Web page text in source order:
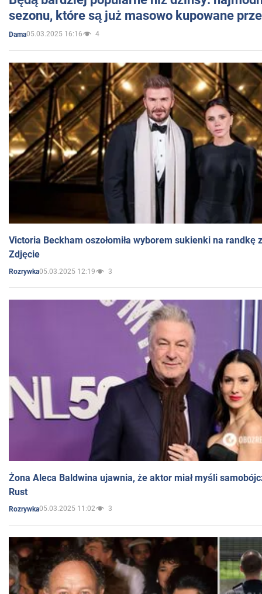
sezonu, które są już masowo kupowane
Dama05.03.2025 16:16 4
Victoria Beckham oszołomiła wyborem sukienki na randkę
Zdjęcie
Rozrywka05.03.2025 12:19 3
Żona Aleca Baldwina ujawnia, że aktor miał myśli
Rust
Rozrywka05.03.2025 11:02 3